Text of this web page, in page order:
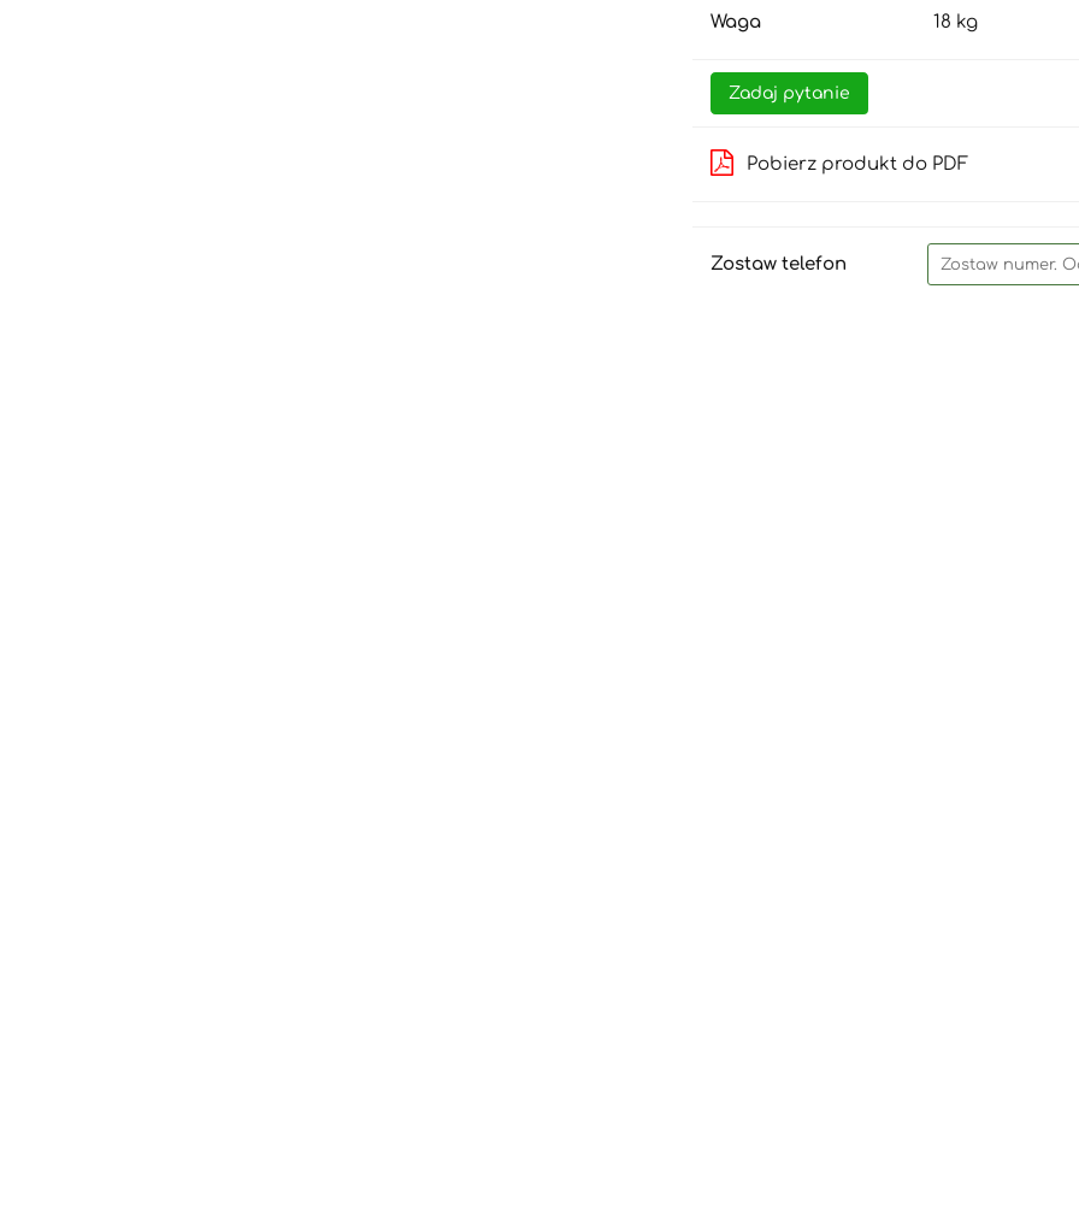
Waga 18 kg
Zadaj pytanie
Pobierz produkt do PDF
Zostaw telefon